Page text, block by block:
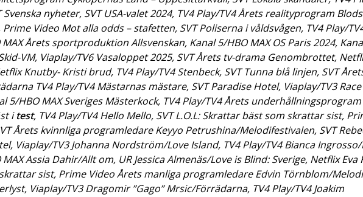
Svenska nyheter, SVT USA-valet 2024, TV4 Play/TV4 Årets realityprogram
Video Mot alla odds – stafetten, SVT Poliserna i våldsvågen, TV4 Play/
Årets sportproduktion Allsvenskan, Kanal 5/HBO MAX OS Paris 2024,
VM, Viaplay/TV6 Vasaloppet 2025, SVT Årets tv-drama Genombrottet,
Knutby- Kristi brud, TV4 Play/TV4 Stenbeck, SVT Tunna blå linjen, SVT
TV4 Play/TV4 Mästarnas mästare, SVT Paradise Hotel, Viaplay/TV3
5/HBO MAX Sveriges Mästerkock, TV4 Play/TV4 Årets
itest, TV4 Play/TV4 Hello Mello, SVT L.O.L: Skrattar bäst som skrattar sist,
Årets kvinnliga programledare Keyyo Petrushina/Melodifestivalen, SVT
Viaplay/TV3 Johanna Nordström/Love Island, TV4 Play/TV4 Bianca
Assia Dahir/Allt om, UR Jessica Almenäs/Love is Blind: Sverige, Netflix Eva
sist, Prime Video Årets manliga programledare Edvin Törnblom/
Viaplay/TV3 Dragomir ”Gago” Mrsic/Förrädarna, TV4 Play/TV4 Joakim